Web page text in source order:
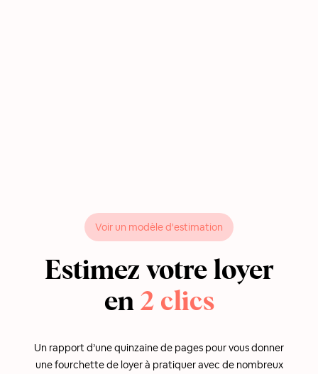
Voir un modèle d'estimation
Estimez votre loyer
en 2 clics
Un rapport d’une quinzaine de pages pour vous donner
une fourchette de loyer à pratiquer avec de nombreux